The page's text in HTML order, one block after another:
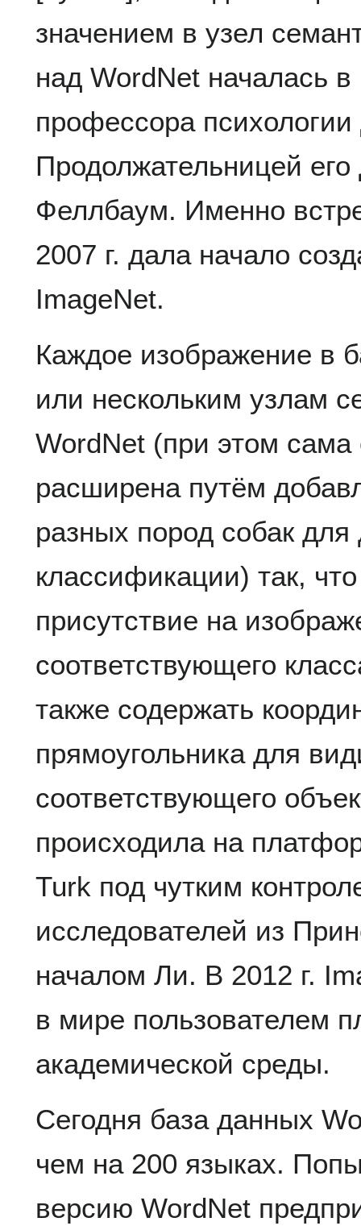
значением в узел
над WordNet началась в
профессора
Продолжательницей
Феллбаум. Именно
2007 г. дала начало
ImageNet.
Каждое изображение в
или нескольким узлам
WordNet (при этом сама
расширена путём
разных пород собак
классификации) так,
присутствие на
соответствующего
также содержать
прямоугольника для
соответствующего
происходила на
Turk под чутким
исследователей из
началом Ли. В 2012 г.
в мире пользователем
академической среды.
Сегодня база данных
чем на 200 языках.
версию WordNet